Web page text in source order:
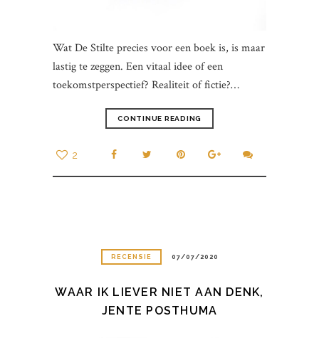
Wat De Stilte precies voor een boek is, is maar
lastig te zeggen. Een vitaal idee of een
toekomstperspectief? Realiteit of fictie?…
CONTINUE READING
2
RECENSIE 07/07/2020
WAAR IK LIEVER NIET AAN DENK,
JENTE POSTHUMA